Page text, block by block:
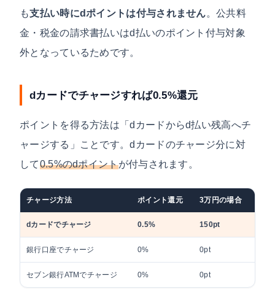
も支払い時にdポイントは付与されません。公共料
金・税金の請求書払いはd払いのポイント付与対象
外となっているためです。
dカードでチャージすれば0.5%還元
ポイントを得る方法は「dカードからd払い残高へチ
ャージする」ことです。dカードのチャージ分に対
して0.5%のdポイントが付与されます。
チャージ方法 ポイント還元 3万円の場合
dカードでチャージ 0.5% 150pt
銀行口座でチャージ 0% 0pt
セブン銀行ATMでチャージ 0% 0pt